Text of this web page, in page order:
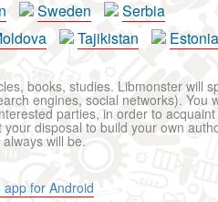
Sweden
Serbia
Tajikistan Estonia
books, studies. Libmonster will
engines, social networks). You
parties, in order to
disposal to build your own
will be.
app for Android